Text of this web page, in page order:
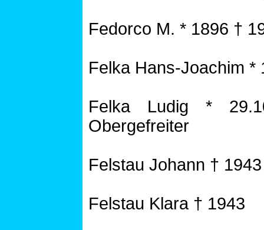
Fedorco M. * 1896 †
Felka Hans-Joachim *
Felka Ludig *
Obergefreiter
Felstau Johann † 1943
Felstau Klara † 1943